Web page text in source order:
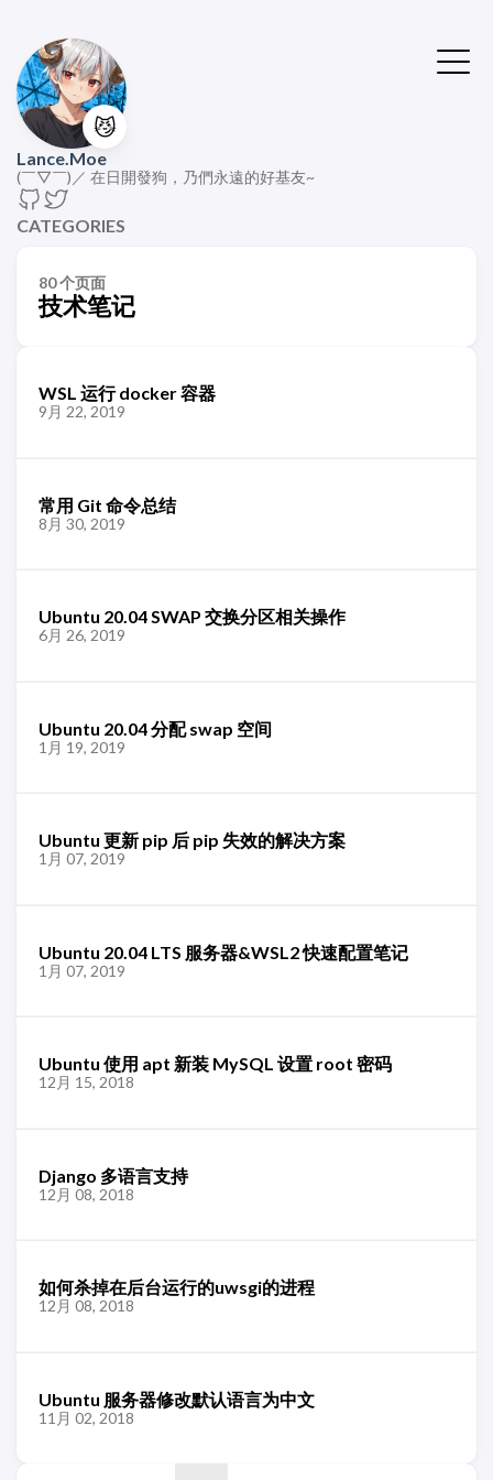
😼
Lance.Moe
(￣▽￣)／ 在日開發狗，乃們永遠的好基友~
CATEGORIES
80 个页面
技术笔记
WSL 运行 docker 容器
9月 22, 2019
常用 Git 命令总结
8月 30, 2019
Ubuntu 20.04 SWAP 交换分区相关操作
6月 26, 2019
Ubuntu 20.04 分配 swap 空间
1月 19, 2019
Ubuntu 更新 pip 后 pip 失效的解决方案
1月 07, 2019
Ubuntu 20.04 LTS 服务器&WSL2 快速配置笔记
1月 07, 2019
Ubuntu 使用 apt 新装 MySQL 设置 root 密码
12月 15, 2018
Django 多语言支持
12月 08, 2018
如何杀掉在后台运行的uwsgi的进程
12月 08, 2018
Ubuntu 服务器修改默认语言为中文
11月 02, 2018